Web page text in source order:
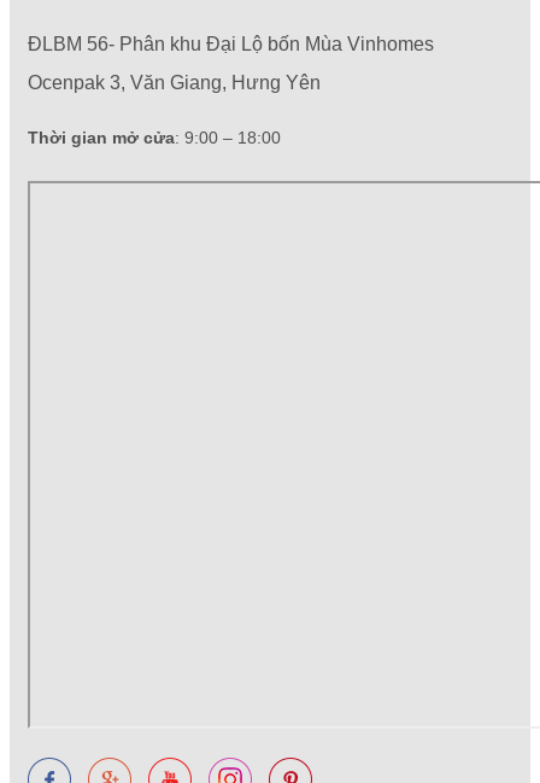
ĐLBM 56- Phân khu Đại Lộ bốn Mùa Vinhomes
Ocenpak 3, Văn Giang, Hưng Yên
Thời gian mở cửa: 9:00 – 18:00